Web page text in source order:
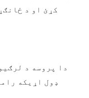
کړئ او د
دا پروسه د
ډول اړیکه